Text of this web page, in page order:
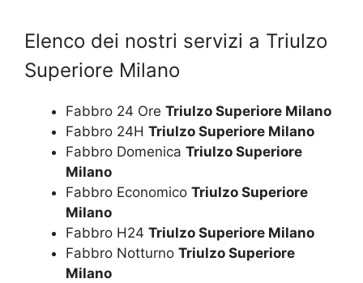
Elenco dei nostri servizi a Triulzo
Superiore Milano
Fabbro 24 Ore Triulzo Superiore Milano
Fabbro 24H Triulzo Superiore Milano
Fabbro Domenica Triulzo Superiore
Milano
Fabbro Economico Triulzo Superiore
Milano
Fabbro H24 Triulzo Superiore Milano
Fabbro Notturno Triulzo Superiore
Milano